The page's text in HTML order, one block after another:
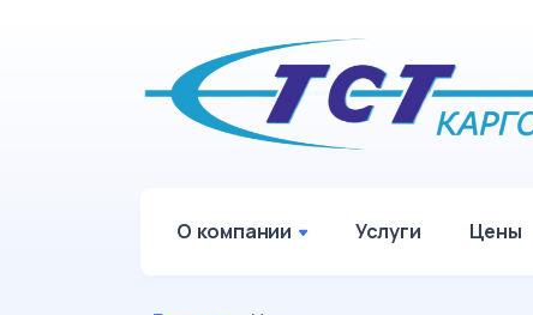
О компании Услуги Цены